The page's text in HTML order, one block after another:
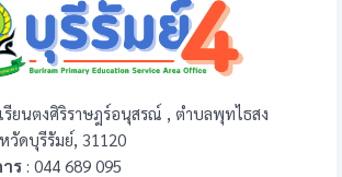
เรียนตงศิริราษฎร์อนุสรณ์ , ตำบลพุทไธสง
วัดบุรีรัมย์, 31120
ร : 044 689 095